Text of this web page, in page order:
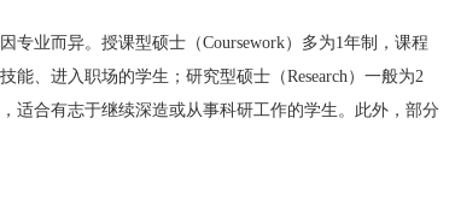
专业而异。授课型硕士（Coursework）多为1年制，课程
能、进入职场的学生；研究型硕士（Research）一般为2
适合有志于继续深造或从事科研工作的学生。此外，部分